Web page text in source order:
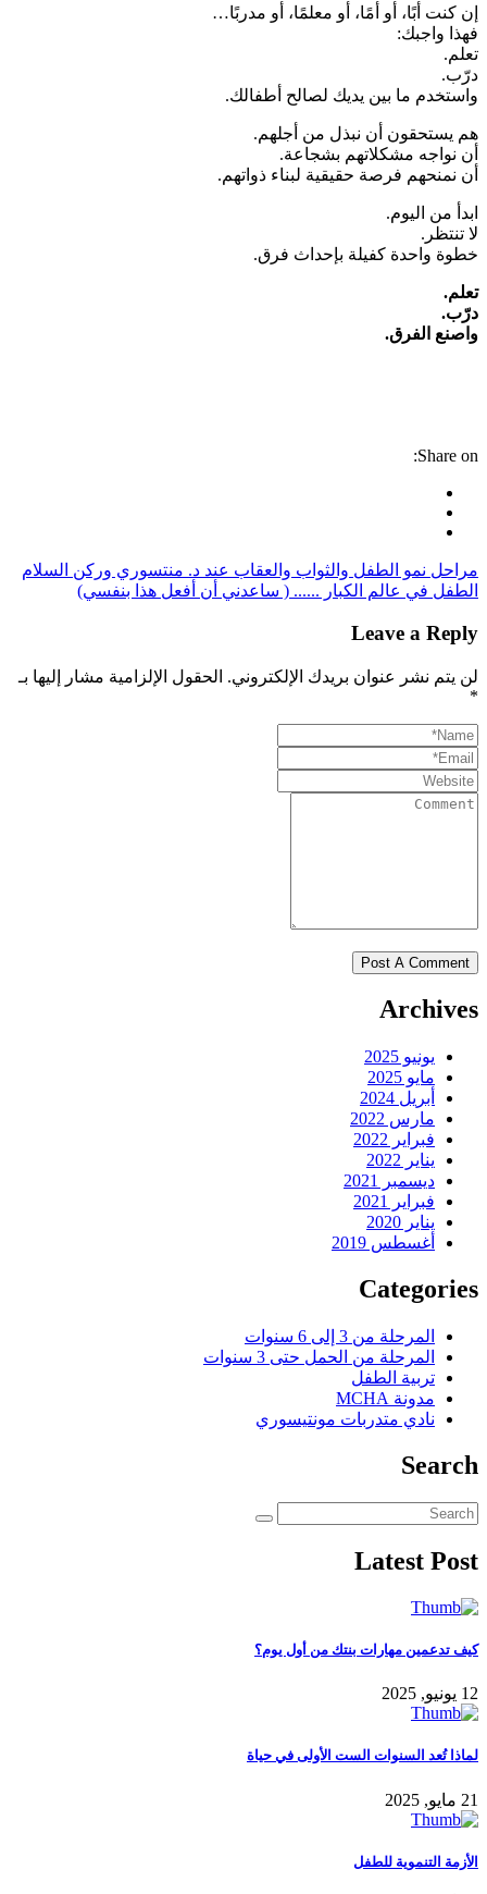
إن كنت أبًا، أو أمًا، أو معلمًا، أو مدربًا…
فهذا واجبك:
تعلم.
درّب.
واستخدم ما بين يديك لصالح أطفالك.
هم يستحقون أن نبذل من أجلهم.
أن نواجه مشكلاتهم بشجاعة.
أن نمنحهم فرصة حقيقية لبناء ذواتهم.
ابدأ من اليوم.
لا تنتظر.
خطوة واحدة كفيلة بإحداث فرق.
تعلم.
درّب.
واصنع الفرق.
Share on:
مراحل نمو الطفل والثواب والعقاب عند د. منتسوري وركن السلام
الطفل في عالم الكبار ...... ( ساعدني أن أفعل هذا بنفسي)
Leave a Reply
لن يتم نشر عنوان بريدك الإلكتروني. الحقول الإلزامية مشار إليها بـ
*
Archives
يونيو 2025
مايو 2025
أبريل 2024
مارس 2022
فبراير 2022
يناير 2022
ديسمبر 2021
فبراير 2021
يناير 2020
أغسطس 2019
Categories
المرحلة من 3 إلى 6 سنوات
المرحلة من الحمل حتى 3 سنوات
تربية الطفل
مدونة MCHA
نادي متدربات مونتيسوري
Search
Latest Post
كيف تدعمين مهارات بنتك من أول يوم؟
12 يونيو, 2025
لماذا تُعد السنوات الست الأولى في حياة
21 مايو, 2025
الأزمة التنموية للطفل